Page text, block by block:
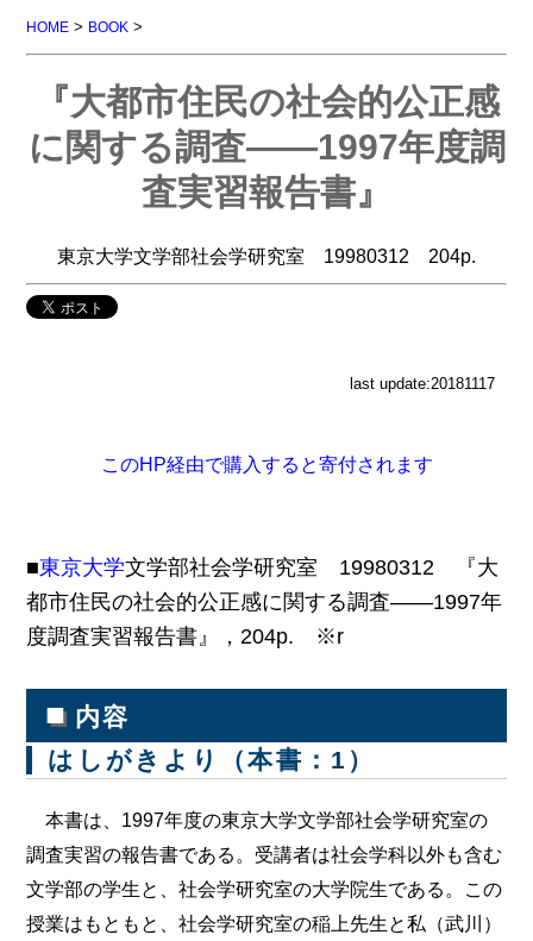
HOME > BOOK >
『大都市住民の社会的公正感
に関する調査――1997年度調
査実習報告書』
東京大学文学部社会学研究室 19980312 204p.
last update:20181117
このHP経由で購入すると寄付されます
■東京大学文学部社会学研究室 19980312 『大
都市住民の社会的公正感に関する調査――1997年
度調査実習報告書』，204p. ※r
■ 内容
はしがきより（本書：1）
本書は、1997年度の東京大学文学部社会学研究室の
調査実習の報告書である。受講者は社会学科以外も含む
文学部の学生と、社会学研究室の大学院生である。この
授業はもともと、社会学研究室の稲上先生と私（武川）